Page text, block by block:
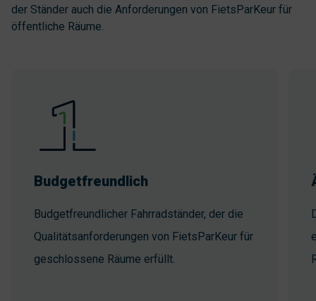
der Ständer auch die Anforderungen von FietsParKeur für
öffentliche Räume.
Budgetfreundlich
Budgetfreundlicher Fahrradständer, der die
Qualitätsanforderungen von FietsParKeur für
geschlossene Räume erfüllt.